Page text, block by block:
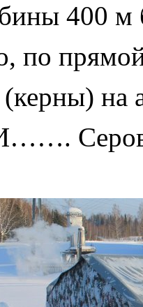
400 м
по
(керны) на